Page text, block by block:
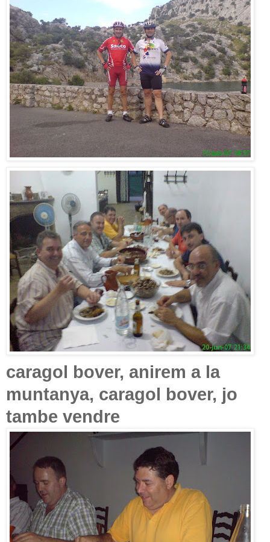
caragol bover, anirem a la
muntanya, caragol bover, jo
tambe vendre